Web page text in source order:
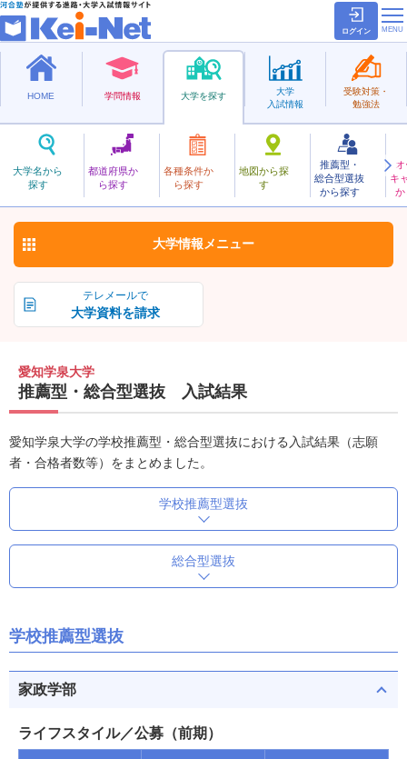
ログイン
HOME 学問情報 大学を探す
大学名から
探す
都道府県か
ら探す
各種条件か
ら探す
地図から探
す
推薦型・
総合型選抜
から探す
キ
か
大学
入試情報
受験対策・
勉強法
私立
あいちがくせん
愛知学泉大学 お気に入り
テレメールで
大学資料を請求
大学情報 メニュー
愛知学泉大学
推薦型・総合型選抜 入試結果
愛知学泉大学の学校推薦型・総合型選抜における入試結果（志願
者・合格者数等）をまとめました。
学校推薦型選抜
総合型選抜
学校推薦型選抜
家政学部
ライフスタイル／公募（前期）